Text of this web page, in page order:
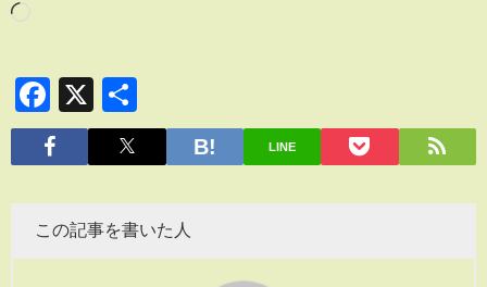
Facebook
X
有
LINE
この記事を書いた人